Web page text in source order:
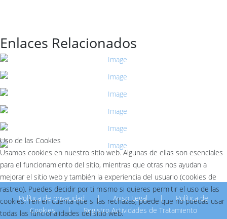
Enlaces Relacionados
Política de privacidad | Aviso Legal |
Política de
Cookies
|
Registro Actividades de Tratamiento
Uso de las Cookies
Usamos cookies en nuestro sitio web. Algunas de ellas son esenciales
para el funcionamiento del sitio, mientras que otras nos ayudan a
mejorar el sitio web y también la experiencia del usuario (cookies de
rastreo). Puedes decidir por ti mismo si quieres permitir el uso de las
cookies. Ten en cuenta que si las rechazas, puede que no puedas usar
todas las funcionalidades del sitio web.